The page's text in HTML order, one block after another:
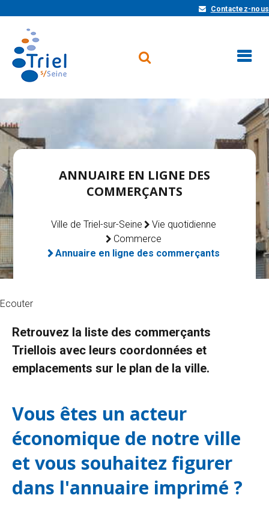
Contactez-nous
ANNUAIRE EN LIGNE DES
COMMERÇANTS
Ville de Triel-sur-Seine
Vie quotidienne
Commerce
Annuaire en ligne des commerçants
Ecouter
Retrouvez la liste des commerçants
Triellois avec leurs coordonnées et
emplacements sur le plan de la ville.
Vous êtes un acteur
économique de notre ville
et vous souhaitez figurer
dans l'annuaire imprimé ?